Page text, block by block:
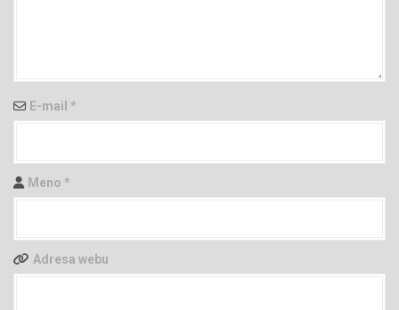
E-mail *
Meno *
Adresa webu